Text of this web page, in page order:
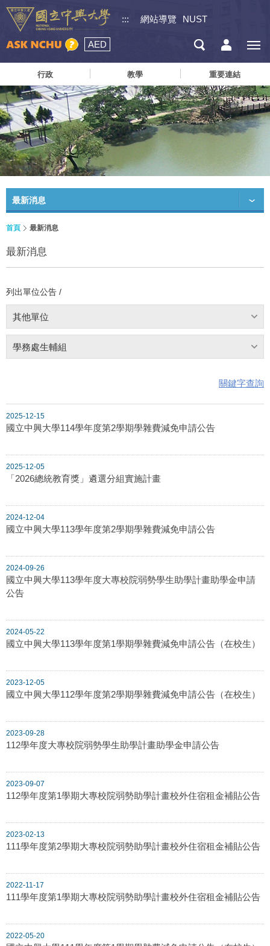
::: 網站導覽 NUST
AED
行政 教學 重要連結
最新消息
首頁 最新消息
最新消息
列出單位公告 /
其他單位
學務處生輔組
關鍵字查詢
2025-12-15
國立中興大學114學年度第2學期學雜費減免申請公告
2025-12-05
「2026總統教育獎」遴選分組實施計畫
2024-12-04
國立中興大學113學年度第2學期學雜費減免申請公告
2024-09-26
國立中興大學113學年度大專校院弱勢學生助學計畫助學金申請
公告
2024-05-22
國立中興大學113學年度第1學期學雜費減免申請公告（在校生）
2023-12-05
國立中興大學112學年度第2學期學雜費減免申請公告（在校生）
2023-09-28
112學年度大專校院弱勢學生助學計畫助學金申請公告
2023-09-07
112學年度第1學期大專校院弱勢助學計畫校外住宿租金補貼公告
2023-02-13
111學年度第2學期大專校院弱勢助學計畫校外住宿租金補貼公告
2022-11-17
111學年度第1學期大專校院弱勢助學計畫校外住宿租金補貼公告
2022-05-20